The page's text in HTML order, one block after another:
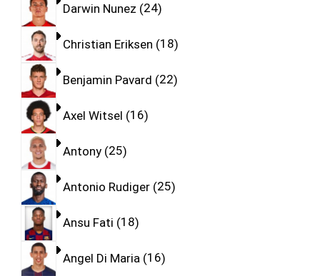
Darwin Nunez 24
Christian Eriksen 18
Benjamin Pavard 22
Axel Witsel 16
Antony 25
Antonio Rudiger 25
Ansu Fati 18
Angel Di Maria 16